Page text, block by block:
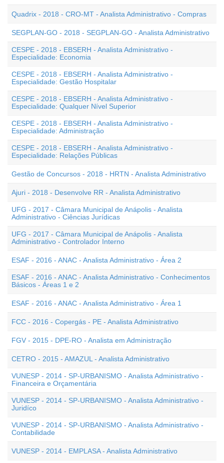
Quadrix - 2018 - CRO-MT - Analista Administrativo - Compras
SEGPLAN-GO - 2018 - SEGPLAN-GO - Analista Administrativo
CESPE - 2018 - EBSERH - Analista Administrativo -
Especialidade: Economia
CESPE - 2018 - EBSERH - Analista Administrativo -
Especialidade: Gestão Hospitalar
CESPE - 2018 - EBSERH - Analista Administrativo -
Especialidade: Qualquer Nível Superior
CESPE - 2018 - EBSERH - Analista Administrativo -
Especialidade: Administração
CESPE - 2018 - EBSERH - Analista Administrativo -
Especialidade: Relações Públicas
Gestão de Concursos - 2018 - HRTN - Analista Administrativo
Ajuri - 2018 - Desenvolve RR - Analista Administrativo
UFG - 2017 - Câmara Municipal de Anápolis - Analista
Administrativo - Ciências Jurídicas
UFG - 2017 - Câmara Municipal de Anápolis - Analista
Administrativo - Controlador Interno
ESAF - 2016 - ANAC - Analista Administrativo - Área 2
ESAF - 2016 - ANAC - Analista Administrativo - Conhecimentos
Básicos - Áreas 1 e 2
ESAF - 2016 - ANAC - Analista Administrativo - Área 1
FCC - 2016 - Copergás - PE - Analista Administrativo
FGV - 2015 - DPE-RO - Analista em Administração
CETRO - 2015 - AMAZUL - Analista Administrativo
VUNESP - 2014 - SP-URBANISMO - Analista Administrativo -
Financeira e Orçamentária
VUNESP - 2014 - SP-URBANISMO - Analista Administrativo -
Juridíco
VUNESP - 2014 - SP-URBANISMO - Analista Administrativo -
Contabilidade
VUNESP - 2014 - EMPLASA - Analista Administrativo